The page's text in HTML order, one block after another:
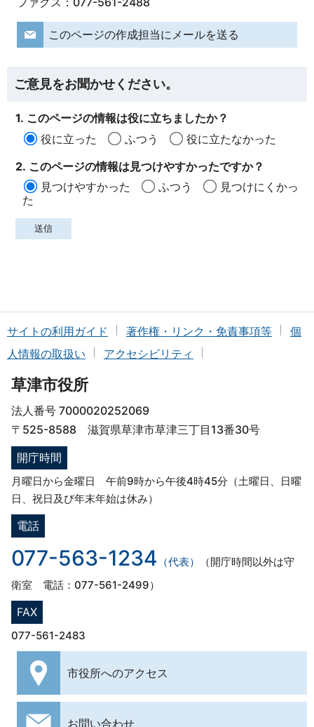
このページの作成担当にメールを送る
ご意見をお聞かせください。
1. このページの情報は役に立ちましたか？
役に立った
ふつう
役に立たなかった
2. このページの情報は見つけやすかったですか？
見つけやすかった
ふつう
見つけにくかっ
た
サイトの利用ガイド 著作権・リンク・免責事項等
個
人情報の取扱い
アクセシビリティ
草津市役所
法人番号 7000020252069
〒525-8588 滋賀県草津市草津三丁目13番30号
開庁時間
月曜日から金曜日 午前9時から午後4時45分（土曜日、日曜
日、祝日及び年末年始は休み）
電話
077-563-1234 （代表）
（開庁時間以外は守
衛室 電話：077-561-2499）
FAX
077-561-2483
市役所へのアクセス
お問い合わせ